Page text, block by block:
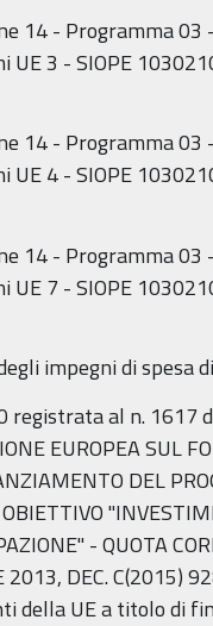
14 - Programma 03
UE 3 - SIOPE
14 - Programma 03
UE 4 - SIOPE
14 - Programma 03
UE 7 - SIOPE
impegni di spesa
registrata al n. 1617
EUROPEA SUL
DEL
- QUOTA
DEC. C(2015)
della UE a titolo di